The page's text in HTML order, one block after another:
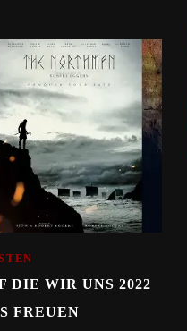
DIE WIR UNS 2022
FREUEN